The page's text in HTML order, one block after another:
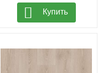
Купить